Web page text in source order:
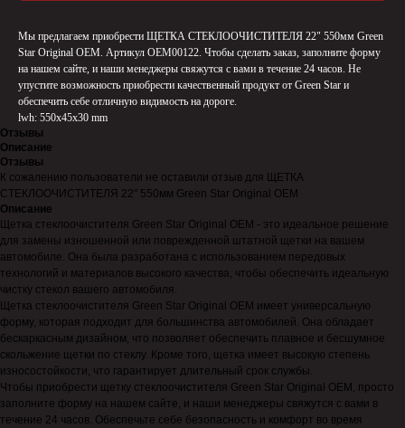
Мы предлагаем приобрести ЩЕТКА СТЕКЛООЧИСТИТЕЛЯ 22" 550мм Green
Star Original OEM. Артикул OEM00122. Чтобы сделать заказ, заполните форму
на нашем сайте, и наши менеджеры свяжутся с вами в течение 24 часов. Не
упустите возможность приобрести качественный продукт от Green Star и
обеспечить себе отличную видимость на дороге.
lwh: 550x45x30 mm
Отзывы
Описание
Отзывы
К сожалению пользователи не оставили отзыв для ЩЕТКА
СТЕКЛООЧИСТИТЕЛЯ 22" 550мм Green Star Original OEM
Описание
Щетка стеклоочистителя Green Star Original OEM - это идеальное решение
для замены изношенной или поврежденной штатной щетки на вашем
автомобиле. Она была разработана с использованием передовых
технологий и материалов высокого качества, чтобы обеспечить идеальную
чистку стекол вашего автомобиля.
Щетка стеклоочистителя Green Star Original OEM имеет универсальную
форму, которая подходит для большинства автомобилей. Она обладает
бескаркасным дизайном, что позволяет обеспечить плавное и бесшумное
скольжение щетки по стеклу. Кроме того, щетка имеет высокую степень
износостойкости, что гарантирует длительный срок службы.
Чтобы приобрести щетку стеклоочистителя Green Star Original OEM, просто
заполните форму на нашем сайте, и наши менеджеры свяжутся с вами в
течение 24 часов. Обеспечьте себе безопасность и комфорт во время